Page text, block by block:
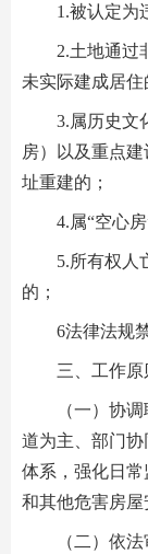
1.被认定为
2.土地通过
未实际建成居住
3.属历史文
房）以及重点
址重建的；
4.属“空心
5.所有权人
的；
6法律法规
三、工作原
（一）协
道为主、部门
体系，强化日
和其他危害房屋
（二）依